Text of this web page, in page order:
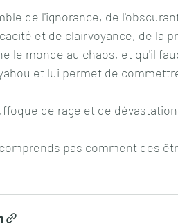
de l'ignorance, de
et de clairvoyance, de la
le monde au chaos, et qu'il
et lui permet de
de rage et de
pas comment des